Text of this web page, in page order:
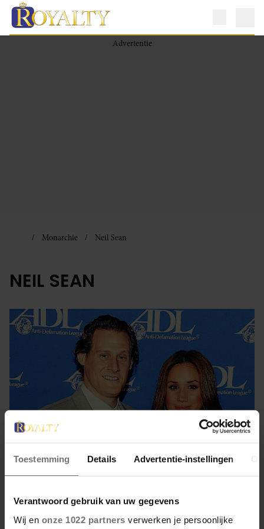
Toestemming Details Advertentie-instellingen
Verantwoord gebruik van uw gegevens
Wij en onze 1022 partners verwerken je persoonlijke
Monarchie Neil Sean
NEIL SEAN
MEGHAN MARKLE: ‘EXPLOSIEVE